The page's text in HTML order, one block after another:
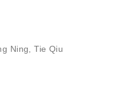
Ning ,Tie Qiu